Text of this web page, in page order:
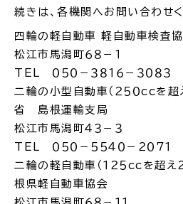
続きは、各機関へお問い合わせく
四輪の軽自動車 軽自動車検査
松江市馬潟町６８－１
TEL ０５０－３８１６－３０８３
二輪の小型自動車（２５０ccを
省 島根運輸支局
松江市馬潟町４３－３
TEL ０５０－５５４０－２０７１
二輪の軽自動車（１２５ccを超え
根県軽自動車協会